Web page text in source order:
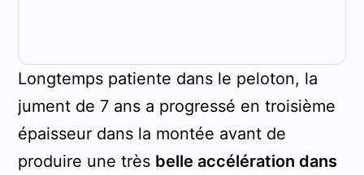
Longtemps patiente dans le peloton, la
jument de 7 ans a progressé en troisième
épaisseur dans la montée avant de
produire une très belle accélération dans